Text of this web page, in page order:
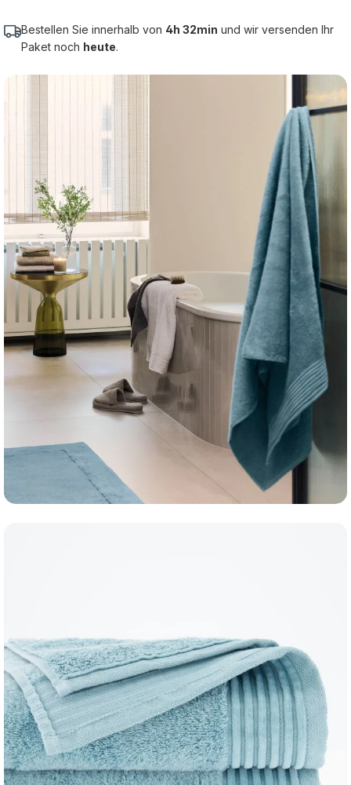
Bestellen Sie innerhalb von 4h 32min und wir versenden Ihr
Paket noch heute.